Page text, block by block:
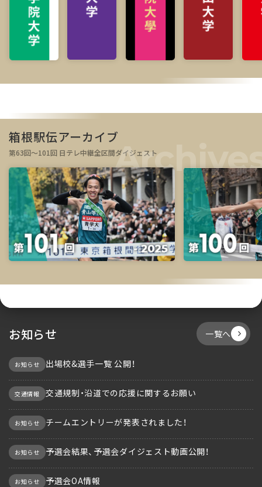
箱根駅伝アーカイブ
第63回～101回 日テレ中継全区間ダイジェスト
お知らせ 一覧へ
お知らせ 出場校&選手一覧 公開！
交通情報 交通規制・沿道での応援に関するお願い
お知らせ チームエントリーが発表されました！
お知らせ 予選会結果、予選会ダイジェスト動画公開！
お知らせ 予選会OA情報